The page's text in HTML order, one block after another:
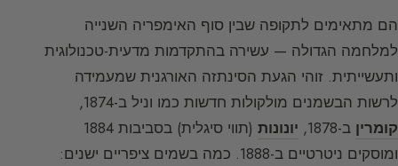
הם מתאימים לתקופה שבין סוף האימפריה השנייה
למלחמה הגדולה — עשירה בהתקדמות מדעית-טכנולוגית
ותעשייתית. זוהי הגעת הסינתזה האורגנית שמעמידה
לרשות הבשמנים מולקולות חדשות כמו וניל ב-1874,
קומרין ב-1878, יונונות
(תווי סיגלית) בסביבות 1884
ומוסקים ניטרטיים ב-1888. כמה בשמים ציפריים ישנים: